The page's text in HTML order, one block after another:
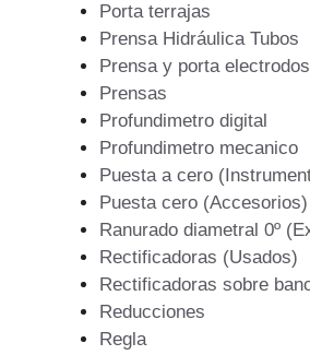
Porta terrajas
Prensa Hidráulica Tubos
Prensa y porta electrodos
Prensas
Profundimetro digital
Profundimetro mecanico
Puesta a cero
Puesta cero (Accesorios)
Ranurado diametral 0º
Rectificadoras (Usados)
Rectificadoras sobre
Reducciones
Regla